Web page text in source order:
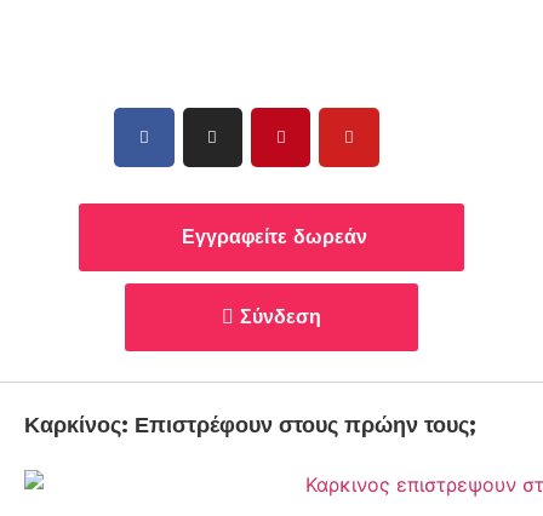
Εγγραφείτε δωρεάν
Σύνδεση
Καρκίνος: Επιστρέφουν στους πρώην τους;